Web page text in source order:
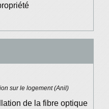
sur le logement (Anil)
de la fibre optique